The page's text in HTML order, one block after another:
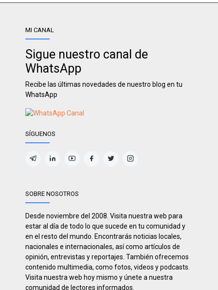
MI CANAL
Sigue nuestro canal de
WhatsApp
Recibe las últimas novedades de nuestro blog en tu
WhatsApp
SÍGUENOS
SOBRE NOSOTROS
Desde noviembre del 2008. Visita nuestra web para
estar al día de todo lo que sucede en tu comunidad y
en el resto del mundo. Encontrarás noticias locales,
nacionales e internacionales, así como artículos de
opinión, entrevistas y reportajes. También ofrecemos
contenido multimedia, como fotos, videos y podcasts.
Visita nuestra web hoy mismo y únete a nuestra
comunidad de lectores informados.